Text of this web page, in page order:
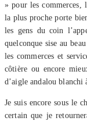
» pour les commerces,
la plus proche porte
les gens du coin
quelconque sise au
les commerces et
côtière ou encore
d’aigle andalou blanchi
Je suis encore sous le
certain que je